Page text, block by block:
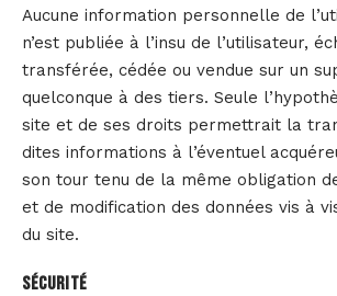
Aucune information personnelle de
n’est publiée à l’insu de l’utilisateur,
transférée, cédée ou vendue sur un
quelconque à des tiers. Seule
site et de ses droits permettrait la
dites informations à l’éventuel
son tour tenu de la même obligation
et de modification des données vis à
du site.
Sécurité